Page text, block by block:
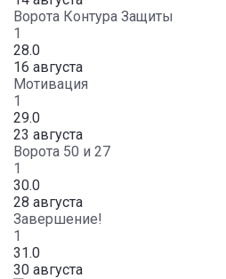
Ворота Контура Защиты
1
28.0
16 августа
Мотивация
1
29.0
23 августа
Ворота 50 и 27
1
30.0
28 августа
Завершение!
1
31.0
30 августа